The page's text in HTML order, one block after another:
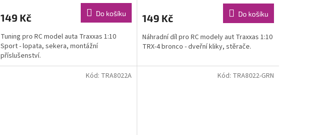
149 Kč Do košíku
Tuning pro RC model auta Traxxas 1:10
Sport - lopata, sekera, montážní
příslušenství.
149 Kč Do košíku
Náhradní díl pro RC modely aut Traxxas 1:10
TRX-4 bronco - dveřní kliky, stěrače.
Kód: TRA8022A Kód: TRA8022-GRN